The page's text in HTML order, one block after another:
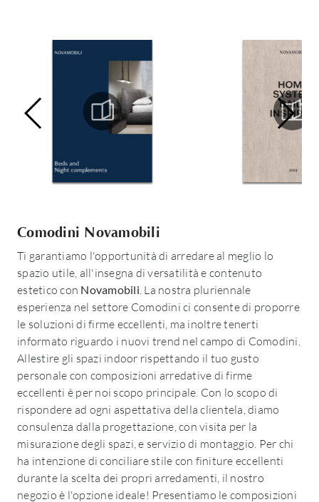
Comodini Novamobili
Ti garantiamo l'opportunità di arredare al meglio lo
spazio utile, all'insegna di versatilità e contenuto
estetico con Novamobili. La nostra pluriennale
esperienza nel settore Comodini ci consente di proporre
le soluzioni di firme eccellenti, ma inoltre tenerti
informato riguardo i nuovi trend nel campo di Comodini.
Allestire gli spazi indoor rispettando il tuo gusto
personale con composizioni arredative di firme
eccellenti è per noi scopo principale. Con lo scopo di
rispondere ad ogni aspettativa della clientela, diamo
consulenza dalla progettazione, con visita per la
misurazione degli spazi, e servizio di montaggio. Per chi
ha intenzione di conciliare stile con finiture eccellenti
durante la scelta dei propri arredamenti, il nostro
negozio è l'opzione ideale! Presentiamo le composizioni